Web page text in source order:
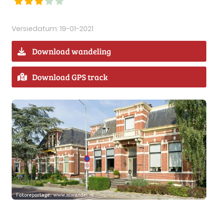
Versiedatum: 19-01-2021
Download wandeling
Download GPS track